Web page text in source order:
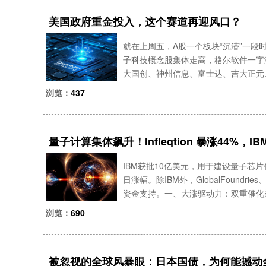
美国政府重金投入，这个赛道再迎风口？
就在上周五，A股一个板块“沉潜”一
子科技概念股集体走高，格尔软件一
大国创、神州信息、富士达、吉大正
浏览： 437
量子计算集体飙升！Infleqtion 暴涨44%，
划！（投资机会深度分析）
IBM获批10亿美元，用于建设量子芯
日涨幅。除IBM外，GlobalFoundries
资金支持。一、大涨驱动力：双重催
浏览： 690
被忽视的全球风暴眼：日本国债，为何能撼动